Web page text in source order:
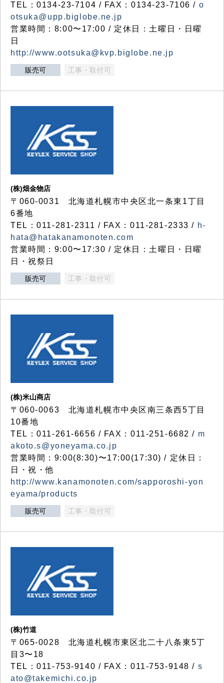
TEL：0134-23-7104 / FAX：0134-23-7106 / o
otsuka@upp.biglobe.ne.jp
営業時間：8:00〜17:00 / 定休日：土曜日・日曜
日
http://www.ootsuka@kvp.biglobe.ne.jp
販売可 工事・取付可
(株)畑金物店
〒060-0031 北海道札幌市中央区北一条東1丁目
6番地
TEL：011-281-2311 / FAX：011-281-2333 / h-
hata@hatakanamonoten.com
営業時間：9:00〜17:30 / 定休日：土曜日・日曜
日・祝祭日
販売可 工事・取付可
(株)米山商店
〒060-0063 北海道札幌市中央区南三条西5丁目
10番地
TEL：011-261-6656 / FAX：011-251-6682 / m
akoto.s@yoneyama.co.jp
営業時間：9:00(8:30)〜17:00(17:30) / 定休日：
日・祝・他
http://www.kanamonoten.com/sapporoshi-yon
eyama/products
販売可 工事・取付可
(株)竹道
〒065-0028 北海道札幌市東区北二十八条東5丁
目3〜18
TEL：011-753-9140 / FAX：011-753-9148 / s
ato@takemichi.co.jp